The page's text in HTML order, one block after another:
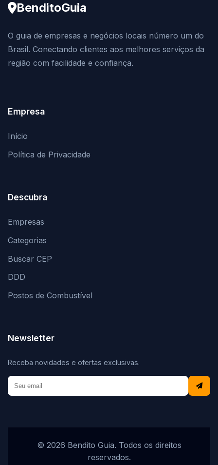
BenditoGuia
O guia de empresas e negócios locais número um do
Brasil. Conectando clientes aos melhores serviços da
região com facilidade e confiança.
Empresa
Início
Política de Privacidade
Descubra
Empresas
Categorias
Buscar CEP
DDD
Postos de Combustível
Newsletter
Receba novidades e ofertas exclusivas.
© 2026 Bendito Guia. Todos os direitos
reservados.